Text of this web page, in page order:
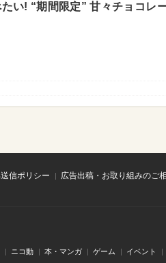
い! “期間限定” 甘々チョコレ
信ポリシー
広告出稿・お取り組みのご
ニコ動 本・マンガ ゲーム イベント